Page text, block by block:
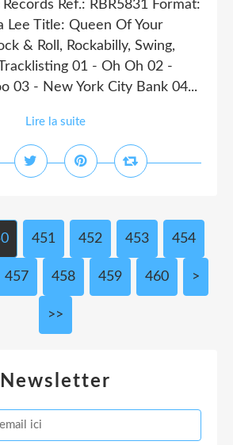
Ref.: RBR5831 Format:
Lee Title: Queen Of Your
& Roll, Rockabilly, Swing,
01 - Oh Oh 02 -
03 - New York City Bank 04...
Lire la suite
451 452 453 454
457 458 459 460 470
480
490
500
600
>
>>
Newsletter